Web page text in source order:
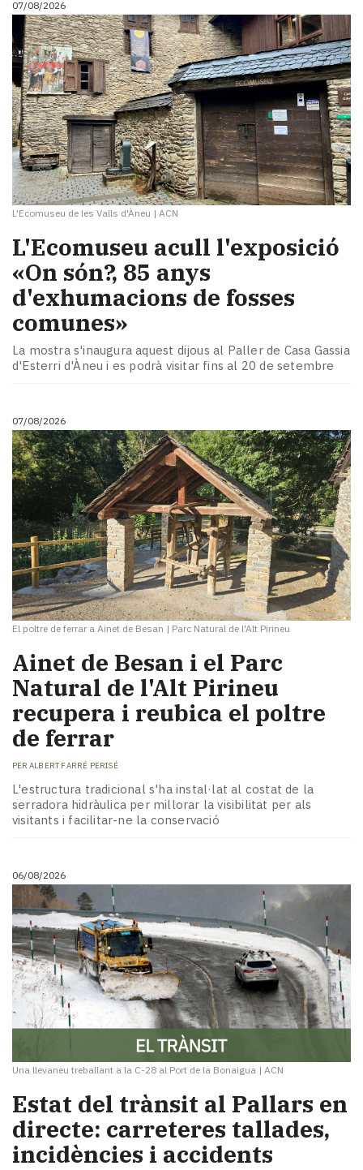
i
turisme
Cultura
Esports
Mai
tant!
TV
i
mitjans
El
temps
Reportatges
Entrevistes
Enquestes
A
escena!
Dis
la
teva!
Subscriptors
del
Pallars
Contingut
patrocinat
Lo
més
llegit...
Editorial
07/08/2026
L'Ecomuseu de les Valls d'Àneu | ACN
L'Ecomuseu acull l'exposició
«On són?, 85 anys
d'exhumacions de fosses
comunes»
La mostra s'inaugura aquest dijous al Paller de Casa Gassia
d'Esterri d'Àneu i es podrà visitar fins al 20 de setembre
07/08/2026
El poltre de ferrar a Ainet de Besan | Parc Natural de l'Alt Pirineu
Ainet de Besan i el Parc
Natural de l'Alt Pirineu
recupera i reubica el poltre
de ferrar
PER ALBERT FARRÉ PERISÉ
L'estructura tradicional s'ha instal·lat al costat de la
serradora hidràulica per millorar la visibilitat per als
visitants i facilitar-ne la conservació
06/08/2026
Una llevaneu treballant a la C-28 al Port de la Bonaigua | ACN
Estat del trànsit al Pallars en
directe: carreteres tallades,
incidències i accidents